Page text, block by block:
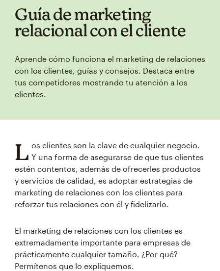
Guía de marketing
relacional con el cliente
Aprende cómo funciona el marketing de relaciones
con los clientes, guías y consejos. Destaca entre
tus competidores mostrando tu atención a los
clientes.
L os clientes son la clave de cualquier negocio.
Y una forma de asegurarse de que tus clientes
estén contentos, además de ofrecerles productos
y servicios de calidad, es adoptar estrategias de
marketing de relaciones con los clientes para
reforzar tus relaciones con él y fidelizarlo.
El marketing de relaciones con los clientes es
extremadamente importante para empresas de
prácticamente cualquier tamaño. ¿Por qué?
Permítenos que lo expliquemos.